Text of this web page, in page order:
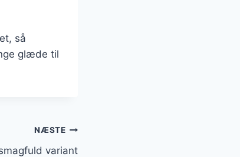
så
glæde til
NÆSTE
variant